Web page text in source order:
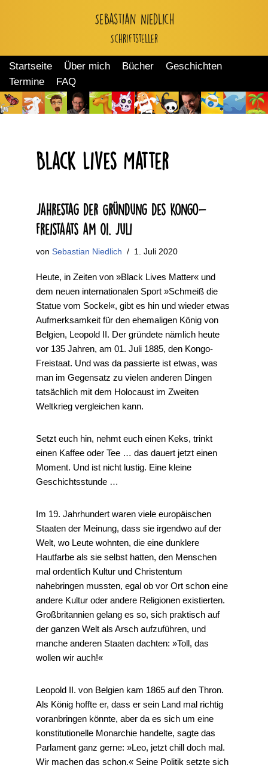
springen
Sebastian Niedlich
Schriftsteller
Startseite Über mich Bücher
Geschichten
Termine
FAQ
Black Lives Matter
Jahrestag der Gründung des Kongo-
Freistaats am 01. Juli
von Sebastian Niedlich 1. Juli 2020
Heute, in Zeiten von »Black Lives Matter« und
dem neuen internationalen Sport »Schmeiß die
Statue vom Sockel«, gibt es hin und wieder etwas
Aufmerksamkeit für den ehemaligen König von
Belgien, Leopold II. Der gründete nämlich heute
vor 135 Jahren, am 01. Juli 1885, den Kongo-
Freistaat. Und was da passierte ist etwas, was
man im Gegensatz zu vielen anderen Dingen
tatsächlich mit dem Holocaust im Zweiten
Weltkrieg vergleichen kann.
Setzt euch hin, nehmt euch einen Keks, trinkt
einen Kaffee oder Tee … das dauert jetzt einen
Moment. Und ist nicht lustig. Eine kleine
Geschichtsstunde …
Im 19. Jahrhundert waren viele europäischen
Staaten der Meinung, dass sie irgendwo auf der
Welt, wo Leute wohnten, die eine dunklere
Hautfarbe als sie selbst hatten, den Menschen
mal ordentlich Kultur und Christentum
nahebringen mussten, egal ob vor Ort schon eine
andere Kultur oder andere Religionen existierten.
Großbritannien gelang es so, sich praktisch auf
der ganzen Welt als Arsch aufzuführen, und
manche anderen Staaten dachten: »Toll, das
wollen wir auch!«
Leopold II. von Belgien kam 1865 auf den Thron.
Als König hoffte er, dass er sein Land mal richtig
voranbringen könnte, aber da es sich um eine
konstitutionelle Monarchie handelte, sagte das
Parlament ganz gerne: »Leo, jetzt chill doch mal.
Wir machen das schon.« Seine Politik setzte sich